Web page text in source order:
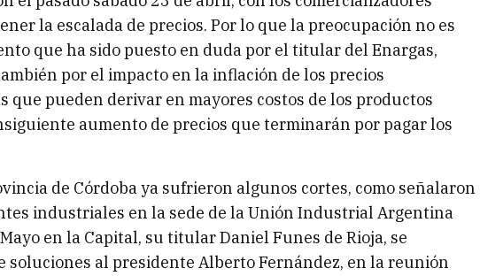
la escalada de precios. Por lo que la preocupación no es
que ha sido puesto en duda por el titular del Enargas,
por el impacto en la inflación de los precios
que pueden derivar en mayores costos de los productos
aumento de precios que terminarán por pagar los
de Córdoba ya sufrieron algunos cortes, como señalaron
industriales en la sede de la Unión Industrial Argentina
en la Capital, su titular Daniel Funes de Rioja, se
soluciones al presidente Alberto Fernández, en la reunión